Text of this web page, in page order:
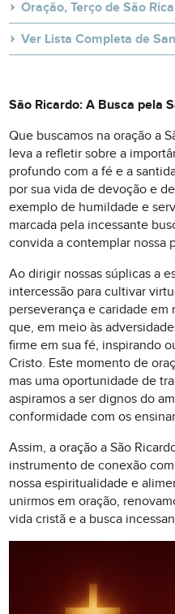
Oração, Terço de São
Ver Lista Completa de
São Ricardo: A Busca pela
Que buscamos na oração a
leva a refletir sobre a
profundo com a fé e a
por sua vida de devoção e
exemplo de humildade e
marcada pela incessante
convida a contemplar nossa
Ao dirigir nossas súplicas a
intercessão para cultivar
perseverança e caridade em
que, em meio às
firme em sua fé, inspirando
Cristo. Este momento de
mas uma oportunidade de
aspiramos a ser dignos do
conformidade com os
Assim, a oração a São
instrumento de conexão
nossa espiritualidade e
unirmos em oração,
vida cristã e a busca